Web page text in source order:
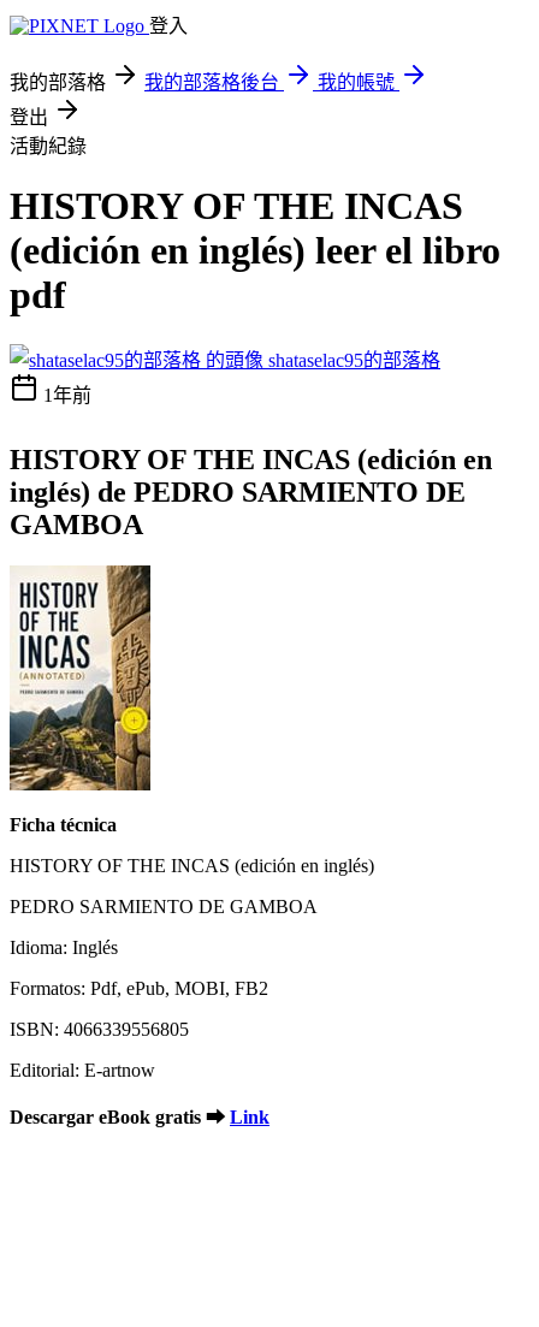
登入
我的部落格 我的部落格後台
我的帳號
登出
活動紀錄
HISTORY OF THE INCAS
(edición en inglés) leer el libro
pdf
shataselac95的部落格
1年前
HISTORY OF THE INCAS (edición en
inglés) de PEDRO SARMIENTO DE
GAMBOA
Ficha técnica
HISTORY OF THE INCAS (edición en inglés)
PEDRO SARMIENTO DE GAMBOA
Idioma: Inglés
Formatos: Pdf, ePub, MOBI, FB2
ISBN: 4066339556805
Editorial: E-artnow
Descargar eBook gratis ➡ Link